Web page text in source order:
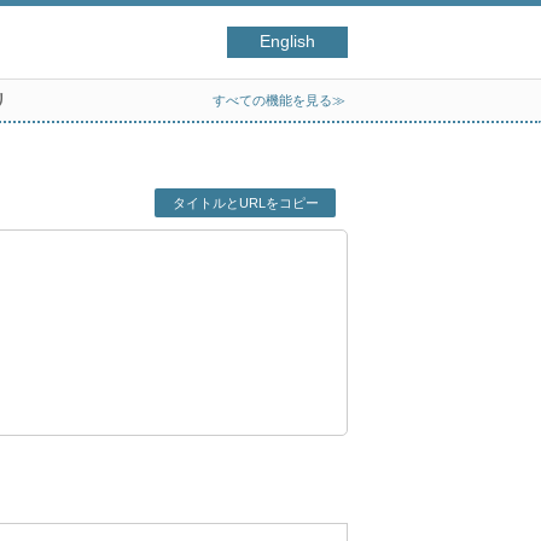
English
すべての機能を見る≫
タイトルとURLをコピー